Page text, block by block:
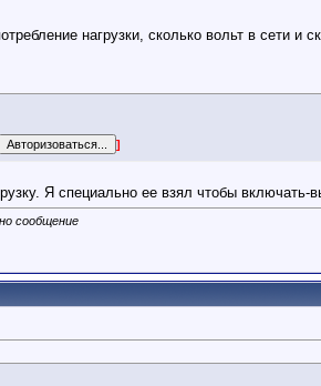
нагрузки, сколько вольт в сети и
]
Я специально ее взял чтобы включать-
сообщение